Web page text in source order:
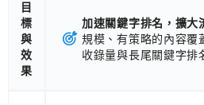
目
標
與
效
果
加速關鍵字排名，擴大
規模、有策略的內容覆
收錄量與長尾關鍵字排